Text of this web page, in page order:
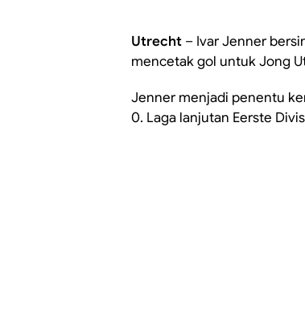
Utrecht – Ivar Jenner
mencetak gol untuk Jong
Jenner menjadi penentu
0. Laga lanjutan Eerste